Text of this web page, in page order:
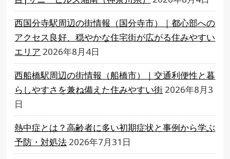
西国分寺駅周辺の街情報（国分寺市）｜都心部への
アクセス良好、穏やかな住宅街が広がる住みやすい
エリア 2026年8月4日
西船橋駅周辺の街情報（船橋市）｜交通利便性と暮
らしやすさを兼ね備えた住みやすい街 2026年8月3
日
熱中症とは？高齢者に多い初期症状と事例から学ぶ
予防・対処法 2026年7月31日